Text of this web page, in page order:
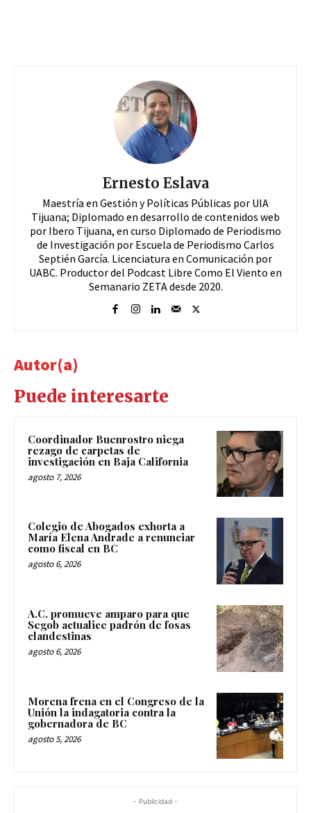
Ernesto Eslava
Maestría en Gestión y Políticas Públicas por UIA
Tijuana; Diplomado en desarrollo de contenidos web
por Ibero Tijuana, en curso Diplomado de Periodismo
de Investigación por Escuela de Periodismo Carlos
Septién García. Licenciatura en Comunicación por
UABC. Productor del Podcast Libre Como El Viento en
Semanario ZETA desde 2020.
Autor(a)
Puede interesarte
Coordinador Buenrostro niega
rezago de carpetas de
investigación en Baja California
agosto 7, 2026
Colegio de Abogados exhorta a
María Elena Andrade a renunciar
como fiscal en BC
agosto 6, 2026
A.C. promueve amparo para que
Segob actualice padrón de fosas
clandestinas
agosto 6, 2026
Morena frena en el Congreso de la
Unión la indagatoria contra la
gobernadora de BC
agosto 5, 2026
- Publicidad -